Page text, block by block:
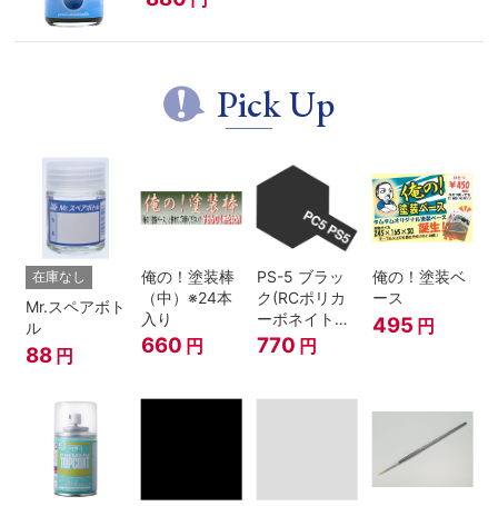
Pick Up
在庫なし
Mr.スペアボト
ル
88 円
俺の！塗装棒
（中）※24本
入り
660 円
PS-5 ブラッ
ク(RCポリカ
ーボネイトボ
ディ塗装用)
770 円
俺の！塗装ベ
ース
495 円